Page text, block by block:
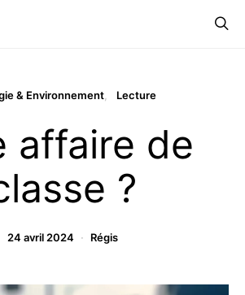
& Environnement Lecture
affaire de
?
24 avril 2024 Régis